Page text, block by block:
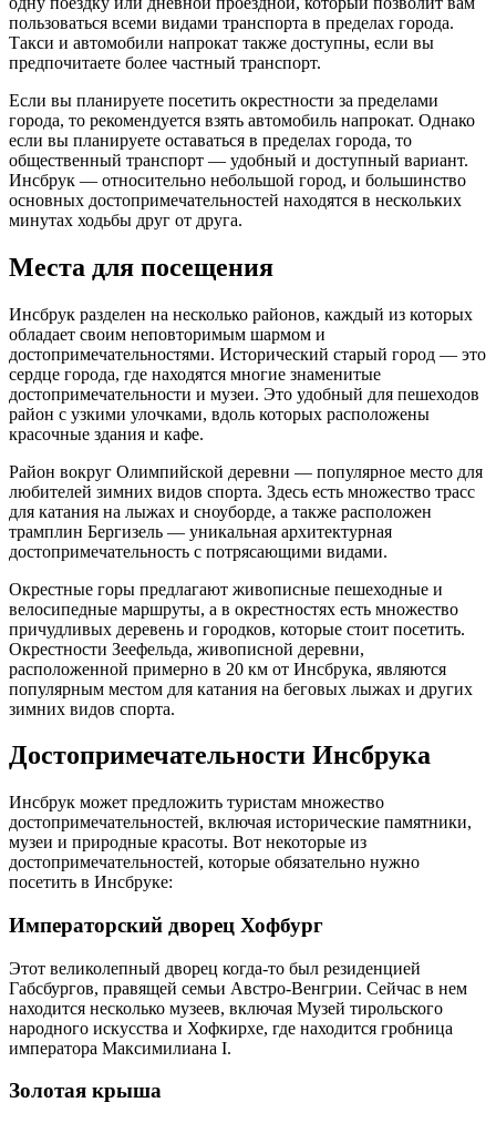
пользоваться всеми видами транспорта в пределах города.
Такси и автомобили напрокат также доступны, если вы
предпочитаете более частный транспорт.
Если вы планируете посетить окрестности за пределами
города, то рекомендуется взять автомобиль напрокат. Однако
если вы планируете оставаться в пределах города, то
общественный транспорт — удобный и доступный вариант.
Инсбрук — относительно небольшой город, и большинство
основных достопримечательностей находятся в нескольких
минутах ходьбы друг от друга.
Места для посещения
Инсбрук разделен на несколько районов, каждый из которых
обладает своим неповторимым шармом и
достопримечательностями. Исторический старый город — это
сердце города, где находятся многие знаменитые
достопримечательности и музеи. Это удобный для пешеходов
район с узкими улочками, вдоль которых расположены
красочные здания и кафе.
Район вокруг Олимпийской деревни — популярное место для
любителей зимних видов спорта. Здесь есть множество трасс
для катания на лыжах и сноуборде, а также расположен
трамплин Бергизель — уникальная архитектурная
достопримечательность с потрясающими видами.
Окрестные горы предлагают живописные пешеходные и
велосипедные маршруты, а в окрестностях есть множество
причудливых деревень и городков, которые стоит посетить.
Окрестности Зеефельда, живописной деревни,
расположенной примерно в 20 км от Инсбрука, являются
популярным местом для катания на беговых лыжах и других
зимних видов спорта.
Достопримечательности Инсбрука
Инсбрук может предложить туристам множество
достопримечательностей, включая исторические памятники,
музеи и природные красоты. Вот некоторые из
достопримечательностей, которые обязательно нужно
посетить в Инсбруке:
Императорский дворец Хофбург
Этот великолепный дворец когда-то был резиденцией
Габсбургов, правящей семьи Австро-Венгрии. Сейчас в нем
находится несколько музеев, включая Музей тирольского
народного искусства и Хофкирхе, где находится гробница
императора Максимилиана I.
Золотая крыша